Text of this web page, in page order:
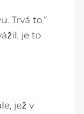
Trvá to,“
je to
jež v